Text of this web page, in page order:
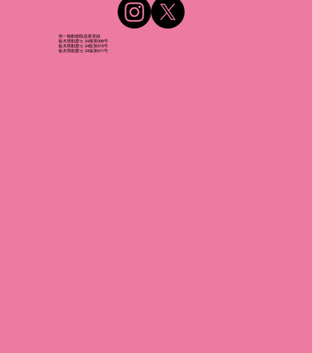
第一種動物取扱業登録
栃木県動愛セ 24展第006号
栃木県動愛セ 24販第015号
栃木県動愛セ 24保第011号